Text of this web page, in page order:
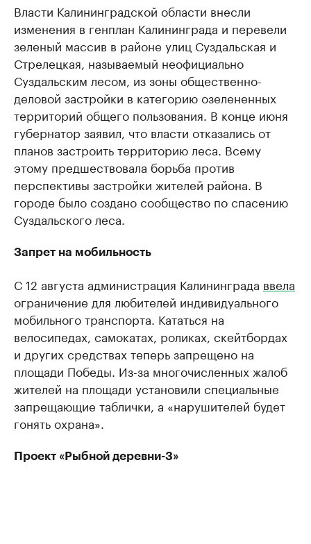
Власти Калининградской области внесли
изменения в генплан Калининграда и перевели
зеленый массив в районе улиц Суздальская и
Стрелецкая, называемый неофициально
Суздальским лесом, из зоны общественно-
деловой застройки в категорию озелененных
территорий общего пользования. В конце июня
губернатор заявил, что власти отказались от
планов застроить территорию леса. Всему
этому предшествовала борьба против
перспективы застройки жителей района. В
городе было создано сообщество по спасению
Суздальского леса.
Запрет на мобильность
С 12 августа администрация Калининграда ввела
ограничение для любителей индивидуального
мобильного транспорта. Кататься на
велосипедах, самокатах, роликах, скейтбордах
и других средствах теперь запрещено на
площади Победы. Из-за многочисленных жалоб
жителей на площади установили специальные
запрещающие таблички, а «нарушителей будет
гонять охрана».
Проект «Рыбной деревни-3»